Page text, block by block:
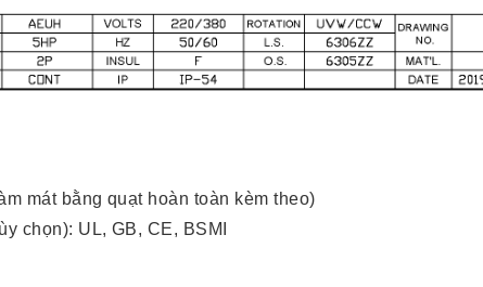
mát bằng quạt hoàn toàn kèm theo)
chọn): UL, GB, CE, BSMI